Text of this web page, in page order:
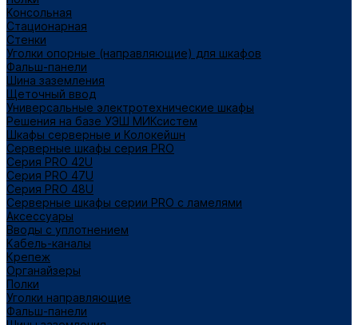
Консольная
Стационарная
Стенки
Уголки опорные (направляющие) для шкафов
Фальш-панели
Шина заземления
Щеточный ввод
Универсальные электротехнические шкафы
Решения на базе УЭШ МИКсистем
Шкафы серверные и Колокейшн
Серверные шкафы серия PRO
Серия PRO 42U
Серия PRO 47U
Серия PRO 48U
Серверные шкафы серии PRO с ламелями
Аксессуары
Вводы с уплотнением
Кабель-каналы
Крепеж
Органайзеры
Полки
Уголки направляющие
Фальш-панели